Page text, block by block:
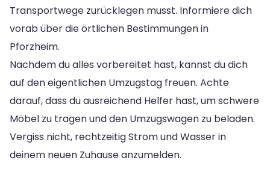
Transportwege zurücklegen musst. Informiere dich
vorab über die örtlichen Bestimmungen in
Pforzheim.
Nachdem du alles vorbereitet hast, kannst du dich
auf den eigentlichen Umzugstag freuen. Achte
darauf, dass du ausreichend Helfer hast, um schwere
Möbel zu tragen und den Umzugswagen zu beladen.
Vergiss nicht, rechtzeitig Strom und Wasser in
deinem neuen Zuhause anzumelden.